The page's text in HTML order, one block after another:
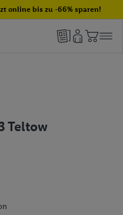
online bis zu -66% sparen!
Teltow